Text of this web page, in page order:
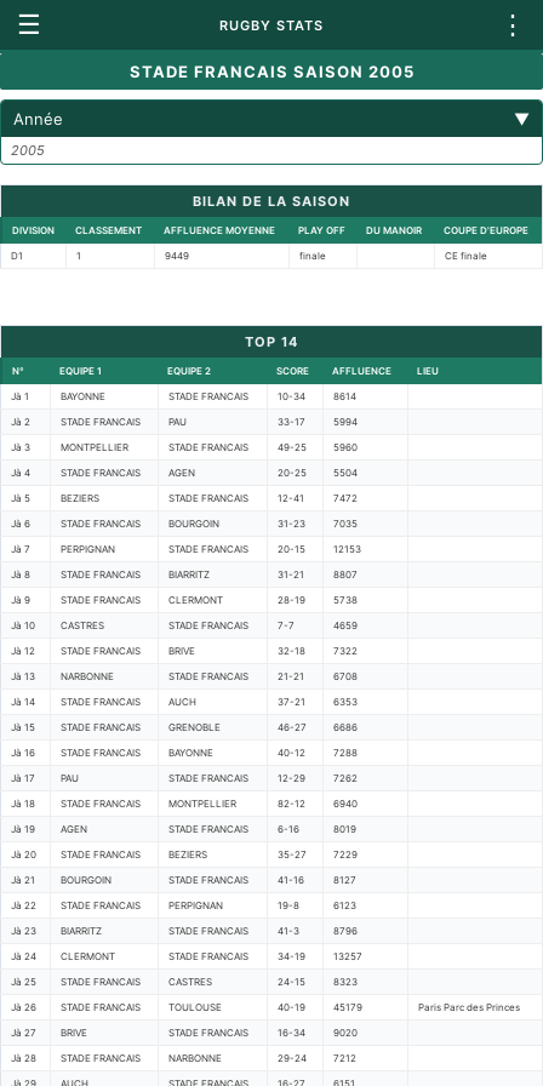
☰ RUGBY STATS ⋮
STADE FRANCAIS SAISON 2005
Année ▼
2005
BILAN DE LA SAISON
DIVISION CLASSEMENT AFFLUENCE MOYENNE PLAY OFF DU MANOIR COUPE D'EUROPE
D1 1 9449 finale CE finale
TOP 14
N° EQUIPE 1 EQUIPE 2 SCORE AFFLUENCE LIEU
Jà 1 BAYONNE STADE FRANCAIS 10-34 8614
Jà 2 STADE FRANCAIS PAU 33-17 5994
Jà 3 MONTPELLIER STADE FRANCAIS 49-25 5960
Jà 4 STADE FRANCAIS AGEN 20-25 5504
Jà 5 BEZIERS STADE FRANCAIS 12-41 7472
Jà 6 STADE FRANCAIS BOURGOIN 31-23 7035
Jà 7 PERPIGNAN STADE FRANCAIS 20-15 12153
Jà 8 STADE FRANCAIS BIARRITZ 31-21 8807
Jà 9 STADE FRANCAIS CLERMONT 28-19 5738
Jà 10 CASTRES STADE FRANCAIS 7-7 4659
Jà 12 STADE FRANCAIS BRIVE 32-18 7322
Jà 13 NARBONNE STADE FRANCAIS 21-21 6708
Jà 14 STADE FRANCAIS AUCH 37-21 6353
Jà 15 STADE FRANCAIS GRENOBLE 46-27 6686
Jà 16 STADE FRANCAIS BAYONNE 40-12 7288
Jà 17 PAU STADE FRANCAIS 12-29 7262
Jà 18 STADE FRANCAIS MONTPELLIER 82-12 6940
Jà 19 AGEN STADE FRANCAIS 6-16 8019
Jà 20 STADE FRANCAIS BEZIERS 35-27 7229
Jà 21 BOURGOIN STADE FRANCAIS 41-16 8127
Jà 22 STADE FRANCAIS PERPIGNAN 19-8 6123
Jà 23 BIARRITZ STADE FRANCAIS 41-3 8796
Jà 24 CLERMONT STADE FRANCAIS 34-19 13257
Jà 25 STADE FRANCAIS CASTRES 24-15 8323
Jà 26 STADE FRANCAIS TOULOUSE 40-19 45179 Paris Parc des Princes
Jà 27 BRIVE STADE FRANCAIS 16-34 9020
Jà 28 STADE FRANCAIS NARBONNE 29-24 7212
Jà 29 AUCH STADE FRANCAIS 16-27 6151